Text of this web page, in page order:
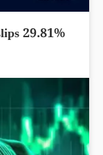
29.81%